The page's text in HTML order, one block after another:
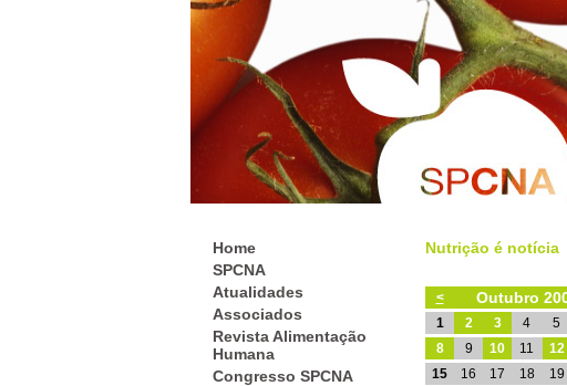
Home
SPCNA
Atualidades
Associados
Revista Alimentação
Humana
Congresso SPCNA
Nutrição é notícia
< Outubro
1 2 3 4 5
8
9 10 11 12
15
16 17 18 19